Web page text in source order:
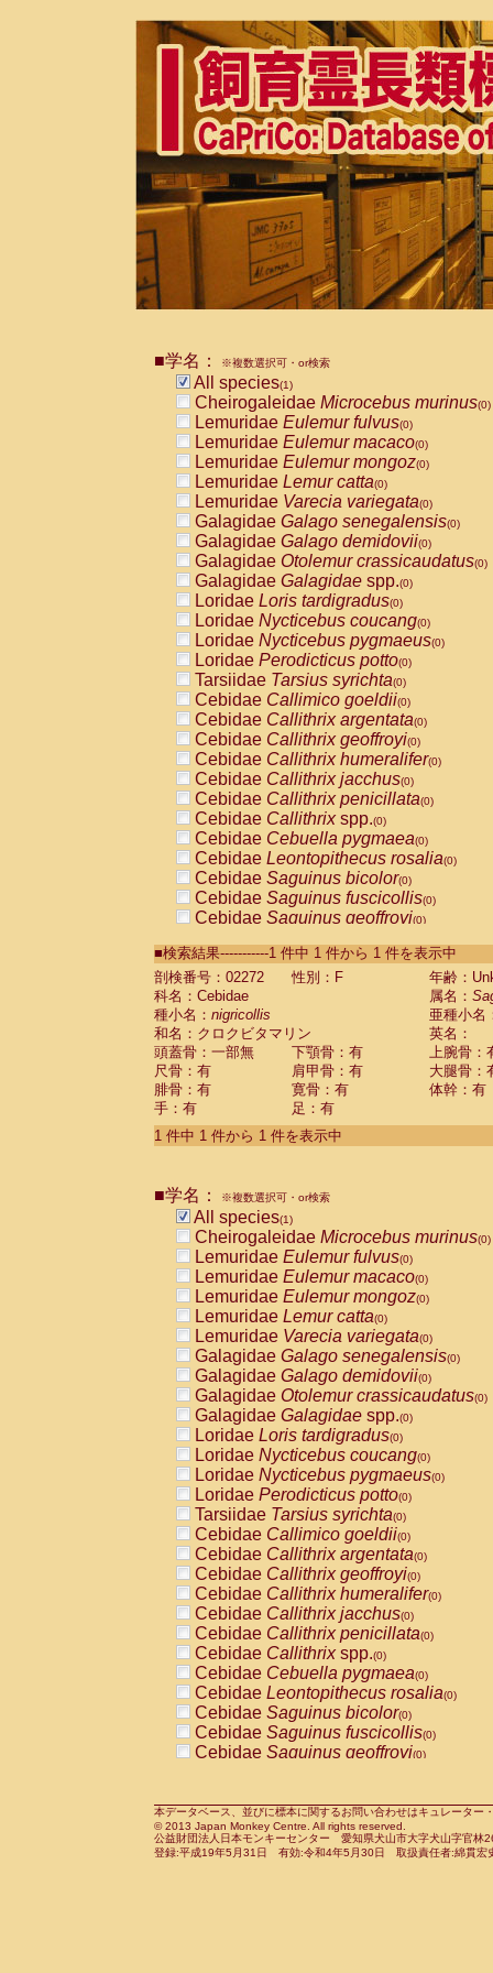
■学名： ※複数選択可・or検索
All species(1)
Cheirogaleidae Microcebus murinus(0)
Lemuridae Eulemur fulvus(0)
Lemuridae Eulemur macaco(0)
Lemuridae Eulemur mongoz(0)
Lemuridae Lemur catta(0)
Lemuridae Varecia variegata(0)
Galagidae Galago senegalensis(0)
Galagidae Galago demidovii(0)
Galagidae Otolemur crassicaudatus(0)
Galagidae Galagidae spp.(0)
Loridae Loris tardigradus(0)
Loridae Nycticebus coucang(0)
Loridae Nycticebus pygmaeus(0)
Loridae Perodicticus potto(0)
Tarsiidae Tarsius syrichta(0)
Cebidae Callimico goeldii(0)
Cebidae Callithrix argentata(0)
Cebidae Callithrix geoffroyi(0)
Cebidae Callithrix humeralifer(0)
Cebidae Callithrix jacchus(0)
Cebidae Callithrix penicillata(0)
Cebidae Callithrixspp.(0)
Cebidae Cebuella pygmaea(0)
Cebidae Leontopithecus rosalia(0)
Cebidae Saguinus bicolor(0)
Cebidae Saguinus fuscicollis(0)
Cebidae Saguinus geoffroyi(0)
CebidaeSaguinus labiatus(0)
Cebidae Saguinus leucopus (0)
Cebidae
CebidaeSaguinus mystax
CebidaeSaguinus nigricollis (1)
Cebidae Saguinus oedipus
Cebidae Saguinus weddelli
Cebidae Saguinusspp.
Cebidae Aotus trivirgatus
Cebidae Cebus albifrons
CebidaeCebus nigrivittatus
CebidaeCebus
CebidaeSaimiri boliviensis(0)
CebidaeSaimiri sciureus(0)
AtelidaeAlouatta caraya(0)
AtelidaeAlouatta fusca(0)
AtelidaeAlouatta seniculus
AtelidaeAlouattaspp.(0)
AtelidaeAteles belzebuth(0)
AtelidaeAteles geoffroyi(0)
AtelidaeAteles paniscus(0)
AtelidaeAtelesspp.(0)
Atelidae Lagothrix lagothricha
AtelidaeLagothrix lagothricha cana
PitheciidaeCacajao calvus
PitheciidaeCallicebus cupreus
PitheciidaeCallicebus donacophilus
PitheciidaeCallicebus moloch
PitheciidaeCallicebus torquatus
PitheciidaeCallicebusspp.(0)
PitheciidaeChiropotes satanas(0)
PitheciidaePithecia monachus
PitheciidaePithecia pithecia(0)
CercopithecidaeCercocebus agilis
CercopithecidaeCercocebus
CercopithecidaeCercocebus
CercopithecidaeCercocebus
CercopithecidaeCercocebus
CercopithecidaeCercocebushybrid
CercopithecidaePapio anubis(0)
CercopithecidaePapio cynocephalus
CercopithecidaePapio hamadryas(0)
■検索結果-----------1 件中 1 件から 1 件を表示中
剖検番号：02272
性別：F
年齢：
科名：Cebidae
属名：
種小名： nigricollis
亜種小名
和名：クロクビタマリン
英名：
頭蓋骨：一部無
下顎骨：有
上腕骨：
尺骨：有
肩甲骨：有
大腿骨：
腓骨：有
寛骨：有
体幹：有
手：有
足：有
1 件中 1 件から 1 件を表示中
■学名： ※複数選択可・or検索
All species(1)
Cheirogaleidae Microcebus murinus(0)
Lemuridae Eulemur fulvus(0)
Lemuridae Eulemur macaco(0)
Lemuridae Eulemur mongoz(0)
Lemuridae Lemur catta(0)
Lemuridae Varecia variegata(0)
Galagidae Galago senegalensis(0)
Galagidae Galago demidovii(0)
Galagidae Otolemur crassicaudatus(0)
Galagidae Galagidae spp.(0)
Loridae Loris tardigradus(0)
Loridae Nycticebus coucang(0)
Loridae Nycticebus pygmaeus(0)
Loridae Perodicticus potto(0)
Tarsiidae Tarsius syrichta(0)
Cebidae Callimico goeldii(0)
Cebidae Callithrix argentata(0)
Cebidae Callithrix geoffroyi(0)
Cebidae Callithrix humeralifer(0)
Cebidae Callithrix jacchus(0)
Cebidae Callithrix penicillata(0)
Cebidae Callithrixspp.(0)
Cebidae Cebuella pygmaea(0)
Cebidae Leontopithecus rosalia(0)
Cebidae Saguinus bicolor(0)
Cebidae Saguinus fuscicollis(0)
Cebidae Saguinus geoffroyi(0)
CebidaeSaguinus leucopus(0)
CebidaeSaguinus midas(0)
Cebidae Saguinus mystax(0)
本データベース、並びに標本に関するお問い合わせはキュレータ
© 2013 Japan Monkey Centre. All rights reserved.
公益財団法人日本モンキーセンター 愛知県犬山市大字犬山字官
登録:平成19年5月31日 有効:令和4年5月30日 取扱責任者:綿貫宏